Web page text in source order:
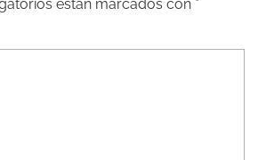
están marcados con *